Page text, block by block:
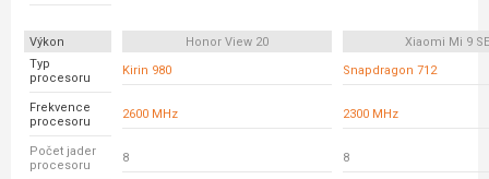
Výkon Honor View 20
Xiaomi Mi 9 SE
Typ
procesoru
Kirin 980 Snapdragon 712
Frekvence
procesoru
2600 MHz 2300 MHz
Počet jader
procesoru
8 8